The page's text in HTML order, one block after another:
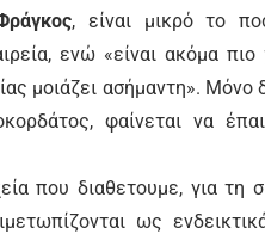
, είναι μικρό το
ενώ «είναι ακόμα
μοιάζει ασήμαντη».
φαίνεται να
που διαθετουμε, για τη
ως